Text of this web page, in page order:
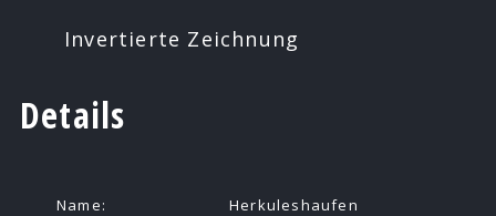
Invertierte Zeichnung
Details
Name:
Herkuleshaufen